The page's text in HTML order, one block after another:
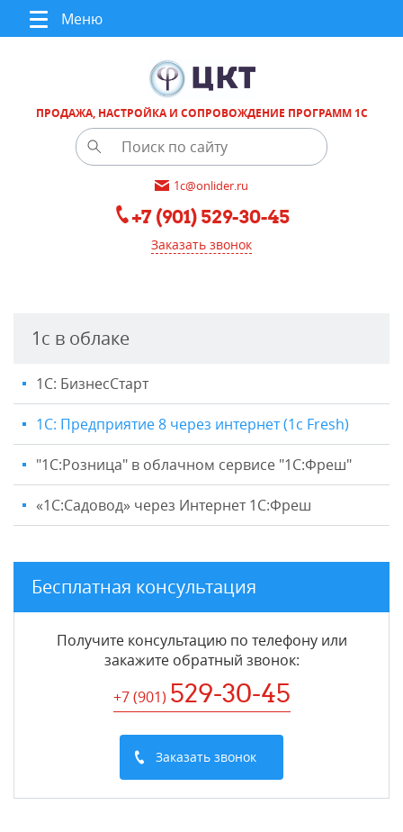
Меню
ПРОДАЖА, НАСТРОЙКА И СОПРОВОЖДЕНИЕ ПРОГРАММ 1С
1c@onlider.ru
+7 (901) 529-30-45
Заказать звонок
1с в облаке
1С: БизнесСтарт
1С: Предприятие 8 через интернет (1c Fresh)
"1C:Розница" в облачном сервисе "1С:Фреш"
«1С:Садовод» через Интернет 1С:Фреш
Бесплатная консультация
Получите консультацию по телефону или
закажите обратный звонок:
+7 (901) 529-30-45
Заказать звонок